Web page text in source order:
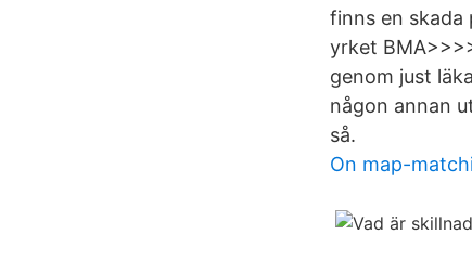
finns en skada
yrket
genom just
någon annan
så.
On map-